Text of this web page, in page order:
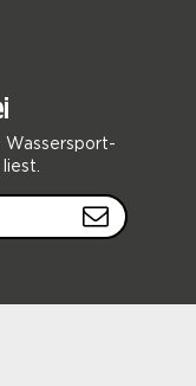
Wassersport-